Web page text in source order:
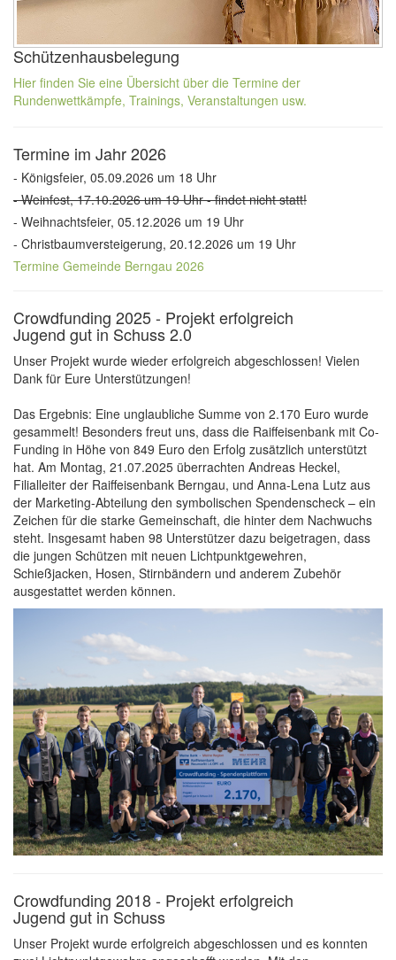
Schützenhausbelegung
Hier finden Sie eine Übersicht über die Termine der
Rundenwettkämpfe, Trainings, Veranstaltungen usw.
Termine im Jahr 2026
- Königsfeier, 05.09.2026 um 18 Uhr
- Weinfest, 17.10.2026 um 19 Uhr - findet nicht statt!
- Weihnachtsfeier, 05.12.2026 um 19 Uhr
- Christbaumversteigerung, 20.12.2026 um 19 Uhr
Termine Gemeinde Berngau 2026
Crowdfunding 2025 - Projekt erfolgreich
Jugend gut in Schuss 2.0
Unser Projekt wurde wieder erfolgreich abgeschlossen! Vielen
Dank für Eure Unterstützungen!
Das Ergebnis: Eine unglaubliche Summe von 2.170 Euro wurde
gesammelt! Besonders freut uns, dass die Raiffeisenbank mit Co-
Funding in Höhe von 849 Euro den Erfolg zusätzlich unterstützt
hat. Am Montag, 21.07.2025 überrachten Andreas Heckel,
Filialleiter der Raiffeisenbank Berngau, und Anna-Lena Lutz aus
der Marketing-Abteilung den symbolischen Spendenscheck – ein
Zeichen für die starke Gemeinschaft, die hinter dem Nachwuchs
steht. Insgesamt haben 98 Unterstützer dazu beigetragen, dass
die jungen Schützen mit neuen Lichtpunktgewehren,
Schießjacken, Hosen, Stirnbändern und anderem Zubehör
ausgestattet werden können.
Crowdfunding 2018 - Projekt erfolgreich
Jugend gut in Schuss
Unser Projekt wurde erfolgreich abgeschlossen und es konnten